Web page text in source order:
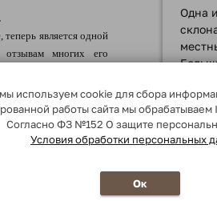
является одной
отзывам многих его
всей России! Здесь
тысяч деревьев,
и редкие растения –
и эвкалипты. Одной
амфитеатр, который
также и
кинопоказы,
Одна
37
даже
используем cookie для сбора
работы сайта мы
Согласно ФЗ №152 О защите
Условия обработки персональных
Ок